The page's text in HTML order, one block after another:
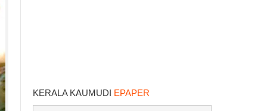
KERALA KAUMUDI EPAPER